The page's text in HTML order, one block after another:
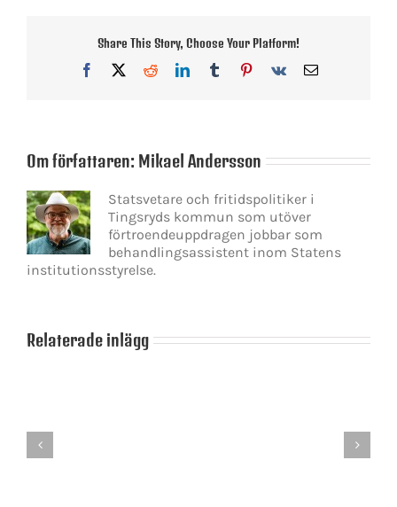
Share This Story, Choose Your Platform!
Facebook
X RedditLinkedInTumblrPinterest
Vk
E-
Om författaren: Mikael Andersson
Statsvetare och fritidspolitiker i
Tingsryds kommun som utöver
förtroendeuppdragen jobbar som
behandlingsassistent inom Statens
institutionsstyrelse.
Relaterade inlägg